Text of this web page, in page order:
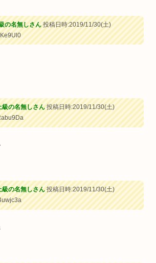
の名無しさん投稿日時:2019/11/30(土)
級の名無しさん投稿日時:2019/11/30(土)
級の名無しさん投稿日時:2019/11/30(土)